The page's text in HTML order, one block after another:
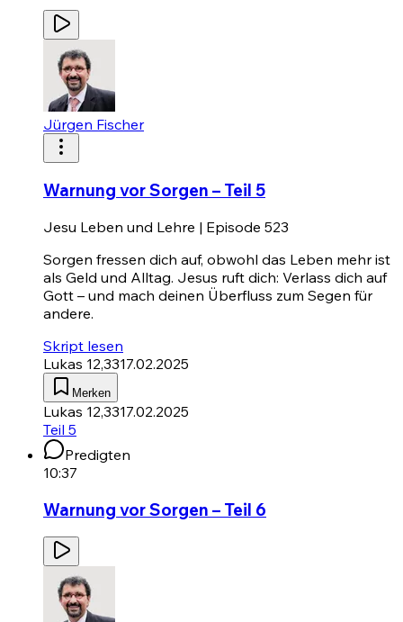
Jürgen Fischer
Warnung vor Sorgen – Teil 5
Jesu Leben und Lehre | Episode 523
Sorgen fressen dich auf, obwohl das Leben mehr ist
als Geld und Alltag. Jesus ruft dich: Verlass dich auf
Gott – und mach deinen Überfluss zum Segen für
andere.
Skript lesen
Lukas 12,3317.02.2025
Merken
Lukas 12,3317.02.2025
Teil 5
Predigten
10:37
Warnung vor Sorgen – Teil 6